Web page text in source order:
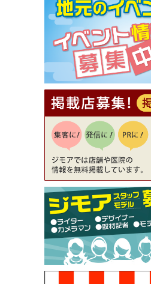
【ジモア限定①】初回割
⇒8,800円（メンズ専門
（ミックル））
[有効期限]2026年9月30日
【ジモア読者特典2】コ
理5品+2時間飲み放題）
ore（ピアクオーレ））
[有効期限]2026年9月30日
【ジモア読者特典1】料
降（創作イタリアン Pia
[有効期限]2026年9月30日
【ジモア限定②】初回割
00円⇒1,100円（メンズ
ckle（ミックル））
[有効期限]2026年9月30日
【ジモア限定特典①】
50円（Premiere（プル
[有効期限]2026年9月30日
焼き餃子 一皿サービス
早稲田店）
[有効期限]2026年9月30日